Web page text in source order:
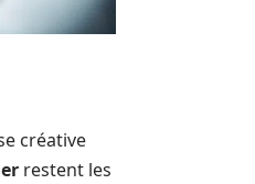
créative
restent les